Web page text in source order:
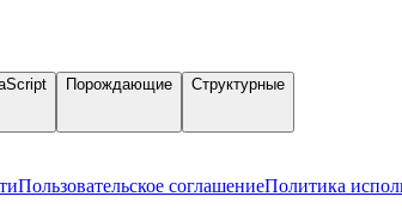
Порождающие Структурные
Пользовательское соглашениеПолитика